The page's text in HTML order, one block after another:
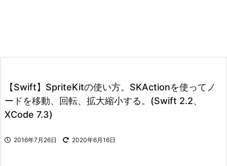
【Swift】SpriteKitの使い方。SKActionを使ってノ
ードを移動、回転、拡大縮小する。(Swift 2.2、
XCode 7.3)
2016年7月26日 2020年6月16日